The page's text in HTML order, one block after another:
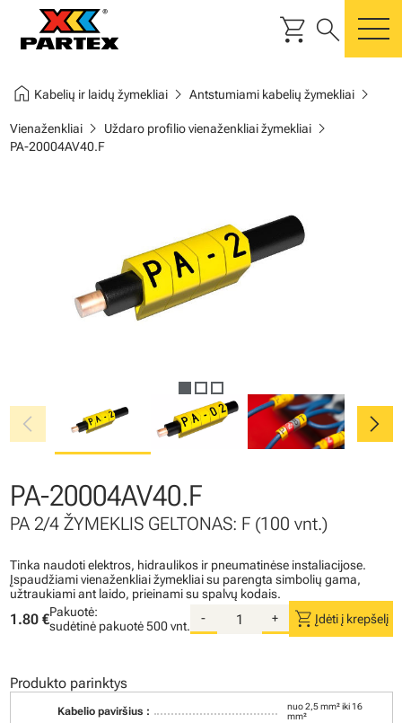
shopping_cart search
home Kabelių ir laidų žymekliaichevron_right Antstumiami kabelių žymekliaichevron_right
Vienaženkliaichevron_right Uždaro profilio vienaženkliai žymekliaichevron_right
PA-20004AV40.F
chevron_left chevron_right
PA-20004AV40.F
PA 2/4 ŽYMEKLIS GELTONAS: F (100 vnt.)
Tinka naudoti elektros, hidraulikos ir pneumatinėse instaliacijose.
Įspaudžiami vienaženkliai žymekliai su parengta simbolių gama,
užtraukiami ant laido, prieinami su spalvų kodais.
1.80 €Pakuotė:
sudėtinė pakuotė500 vnt.
- + shopping_cart Įdėti į krepšelį
Produkto parinktys
Kabelio paviršius :
nuo 2,5 mm² iki 16
mm²